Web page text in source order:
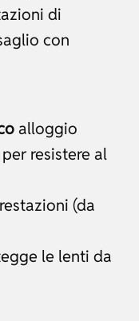
di
con
alloggio
resistere al
(da
le lenti da